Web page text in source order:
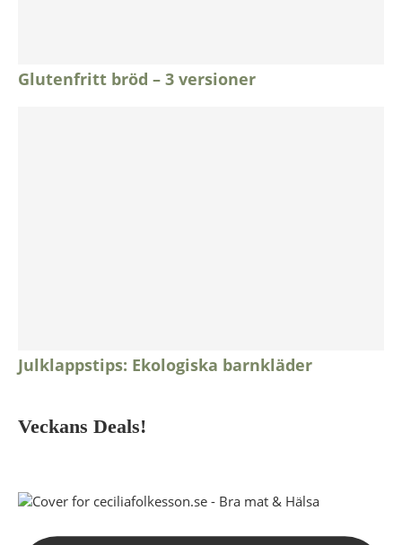
Glutenfritt bröd – 3 versioner
Julklappstips: Ekologiska barnkläder
Veckans Deals!